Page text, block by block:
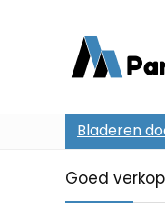
Bladeren
Goed